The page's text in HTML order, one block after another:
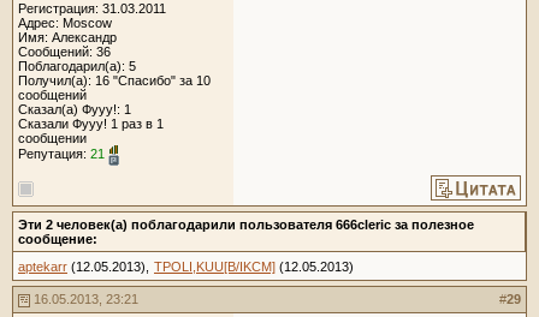
Регистрация: 31.03.2011
Адрес: Moscow
Имя: Александр
Сообщений: 36
Поблагодарил(а): 5
Получил(а): 16 "Спасибо" за 10
сообщений
Сказал(а) Фууу!: 1
Сказали Фууу! 1 раз в 1
сообщении
Репутация: 21
Эти 2 человек(а) поблагодарили пользователя 666cleric за полезное
сообщение:
aptekarr (12.05.2013), TPOLI,KUU[B/IKCM] (12.05.2013)
16.05.2013, 23:21 #29